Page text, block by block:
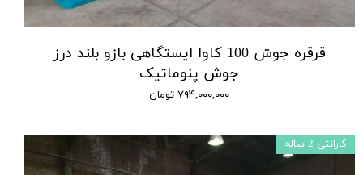
قرقره جوش 100 کاوا ایستگاهی بازو بلند درز
جوش پنوماتیک
۷۹۴,۰۰۰,۰۰۰ تومان
گارانتی 2 ساله